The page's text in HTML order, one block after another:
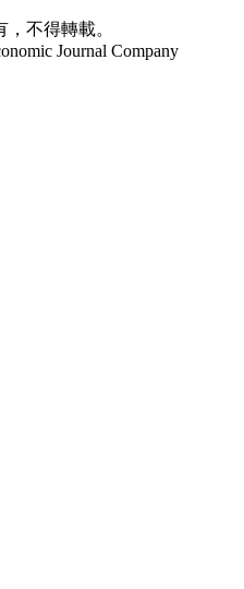
不得轉載。
Journal Company